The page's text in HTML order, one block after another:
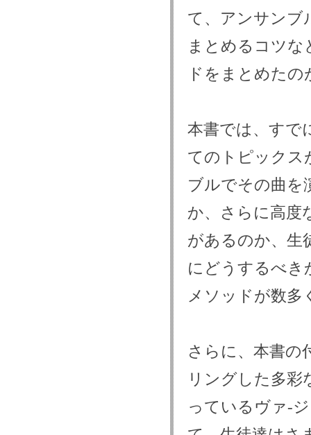
て、アンサンブ
まとめるコツな
ドをまとめた
本書では、すで
てのトピックス
ブルでその曲を
か、さらに高度
があるのか、生
にどうするべき
メソッドが数多
さらに、本書の
リングした多彩
っているヴァ-